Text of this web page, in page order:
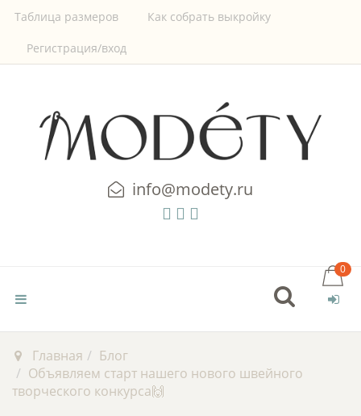
Таблица размеров Как собрать выкройку
Регистрация/вход
info@modety.ru
0
Главная
Блог
Объявляем старт нашего нового швейного
творческого конкурсa🙌